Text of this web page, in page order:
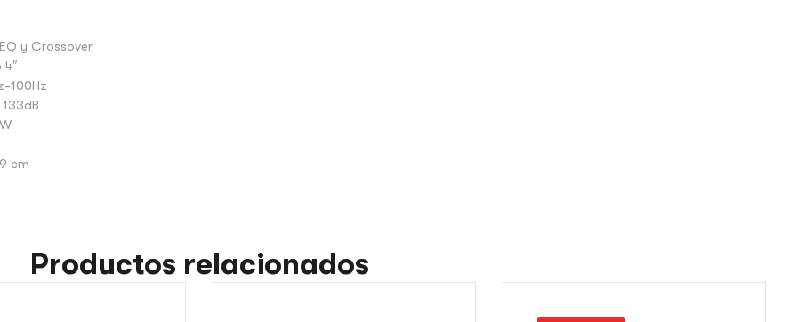
y Crossover
100Hz
cm
Productos relacionados